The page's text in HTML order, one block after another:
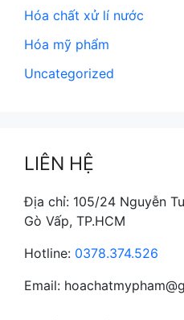
Hóa chất xử lí nước
Hóa mỹ phẩm
Uncategorized
LIÊN HỆ
Địa chỉ: 105/24 Nguyễn
Gò Vấp, TP.HCM
Hotline: 0378.374.526
Email: